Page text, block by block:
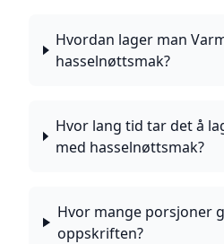
Hvordan lager man
hasselnøttsmak?
Hvor lang tid tar det å
med hasselnøttsmak?
Hvor mange porsjoner
oppskriften?